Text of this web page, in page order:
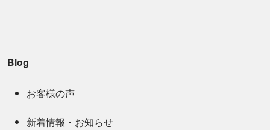
Blog
お客様の声
新着情報・お知らせ